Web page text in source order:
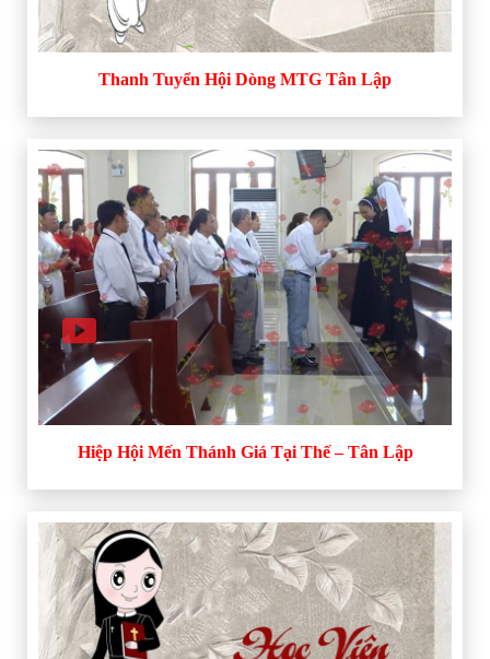
Thanh Tuyển Hội Dòng MTG Tân Lập
Hiệp Hội Mến Thánh Giá Tại Thế – Tân Lập